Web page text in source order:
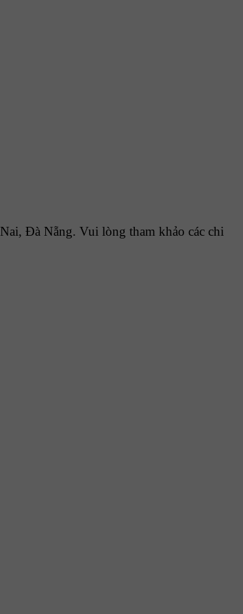
Đà Nẵng. Vui lòng tham khảo các chi